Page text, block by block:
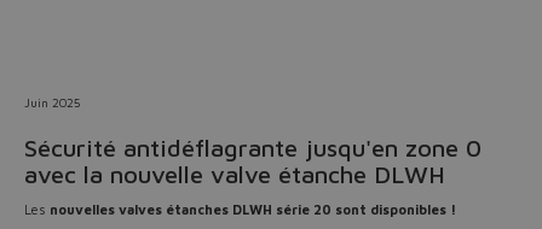
Juin 2025
Sécurité antidéflagrante jusqu'en zone 0
avec la nouvelle valve étanche DLWH
Les nouvelles valves étanches DLWH série 20 sont disponibles !